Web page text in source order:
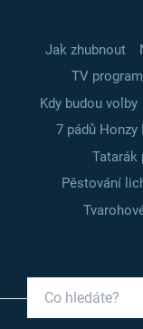
Jak zhubnout
TV program
Kdy budou volby
7 pádů Honzy
Tatarák
Pěstování